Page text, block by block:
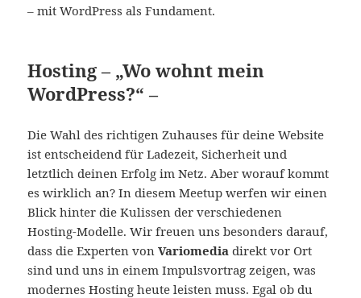
– mit WordPress als Fundament.
Hosting – „Wo wohnt mein
WordPress?“ –
Die Wahl des richtigen Zuhauses für deine Website
ist entscheidend für Ladezeit, Sicherheit und
letztlich deinen Erfolg im Netz. Aber worauf kommt
es wirklich an? In diesem Meetup werfen wir einen
Blick hinter die Kulissen der verschiedenen
Hosting-Modelle. Wir freuen uns besonders darauf,
dass die Experten vonVariomedia direkt vor Ort
sind und uns in einem Impulsvortrag zeigen, was
modernes Hosting heute leisten muss. Egal ob du